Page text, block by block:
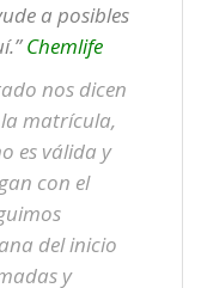
a posibles
Chemlife
nos dicen
matrícula,
es válida y
con el
del inicio
y